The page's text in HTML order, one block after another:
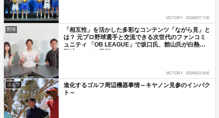
VICTORY 2024/6/27 7:00
野球
「相互性」を活かした多彩なコンテンツ「ながら見」と
は？ 元プロ野球選手と交流できる次世代のファンコミ
ュニティ 「OB LEAGUE」で坂口氏、館山氏が白熱の
VICTORY 2024/6/23 8:00
ゴルフ
進化するゴルフ周辺機器事情～キヤノン見参のインパク
ト～